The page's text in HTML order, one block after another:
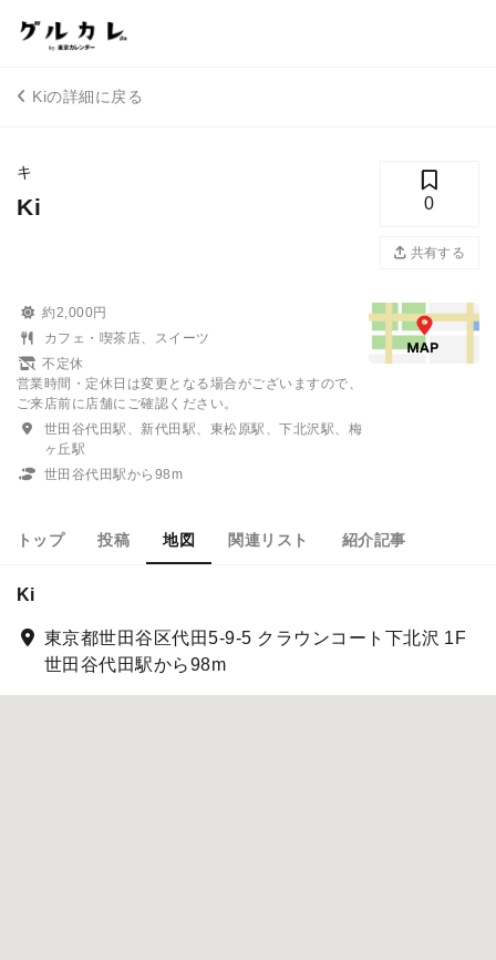
Kiの詳細に戻る
キ
Ki 0
共有する
約2,000円
カフェ・喫茶店、スイーツ
不定休
営業時間・定休日は変更となる場合がございますので、
ご来店前に店舗にご確認ください。
世田谷代田駅、新代田駅、東松原駅、下北沢駅、梅
ヶ丘駅
世田谷代田駅から98m
トップ 投稿 地図 関連リスト 紹介記事
Ki
東京都世田谷区代田5-9-5 クラウンコート下北沢 1F
世田谷代田駅から98m